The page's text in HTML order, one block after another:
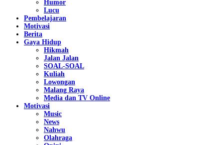
Humor
Lucu
Pembelajaran
Motivasi
Berita
Gaya Hidup
Hikmah
Jalan Jalan
SOAL-SOAL
Kuliah
Lowongan
Malang Raya
Media dan TV Online
Motivasi
Music
News
Nahwu
Olahraga